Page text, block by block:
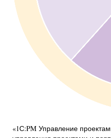
«1С:PM Управление